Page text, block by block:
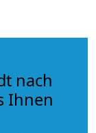
nach
Ihnen